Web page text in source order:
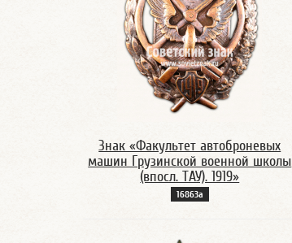
Знак «Факультет автоброневых
машин Грузинской военной школы
(впосл. ТАУ). 1919»
16863а